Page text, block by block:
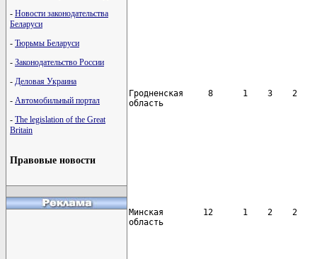
- Новости законодательства
Беларуси
- Тюрьмы Беларуси
- Законодательство России
- Деловая Украина
- Автомобильный портал
- The legislation of the Great
Britain
Правовые новости
Гродненская     8      1    3    2
область
Минская        12      1    2    2
область